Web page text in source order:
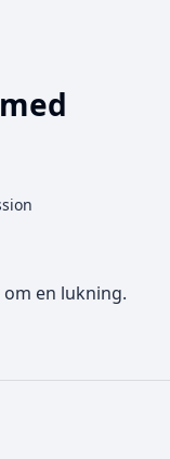
pages
en lukning.